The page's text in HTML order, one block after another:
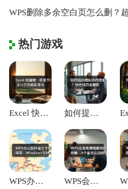
热门游戏
Excel 快捷键：移至下/上一个功能区 如何提升团队协作效率？协作技巧全解析
WPS办公软件官方下载指南：Window WPS会员免费领取终极攻略：8个官方认证